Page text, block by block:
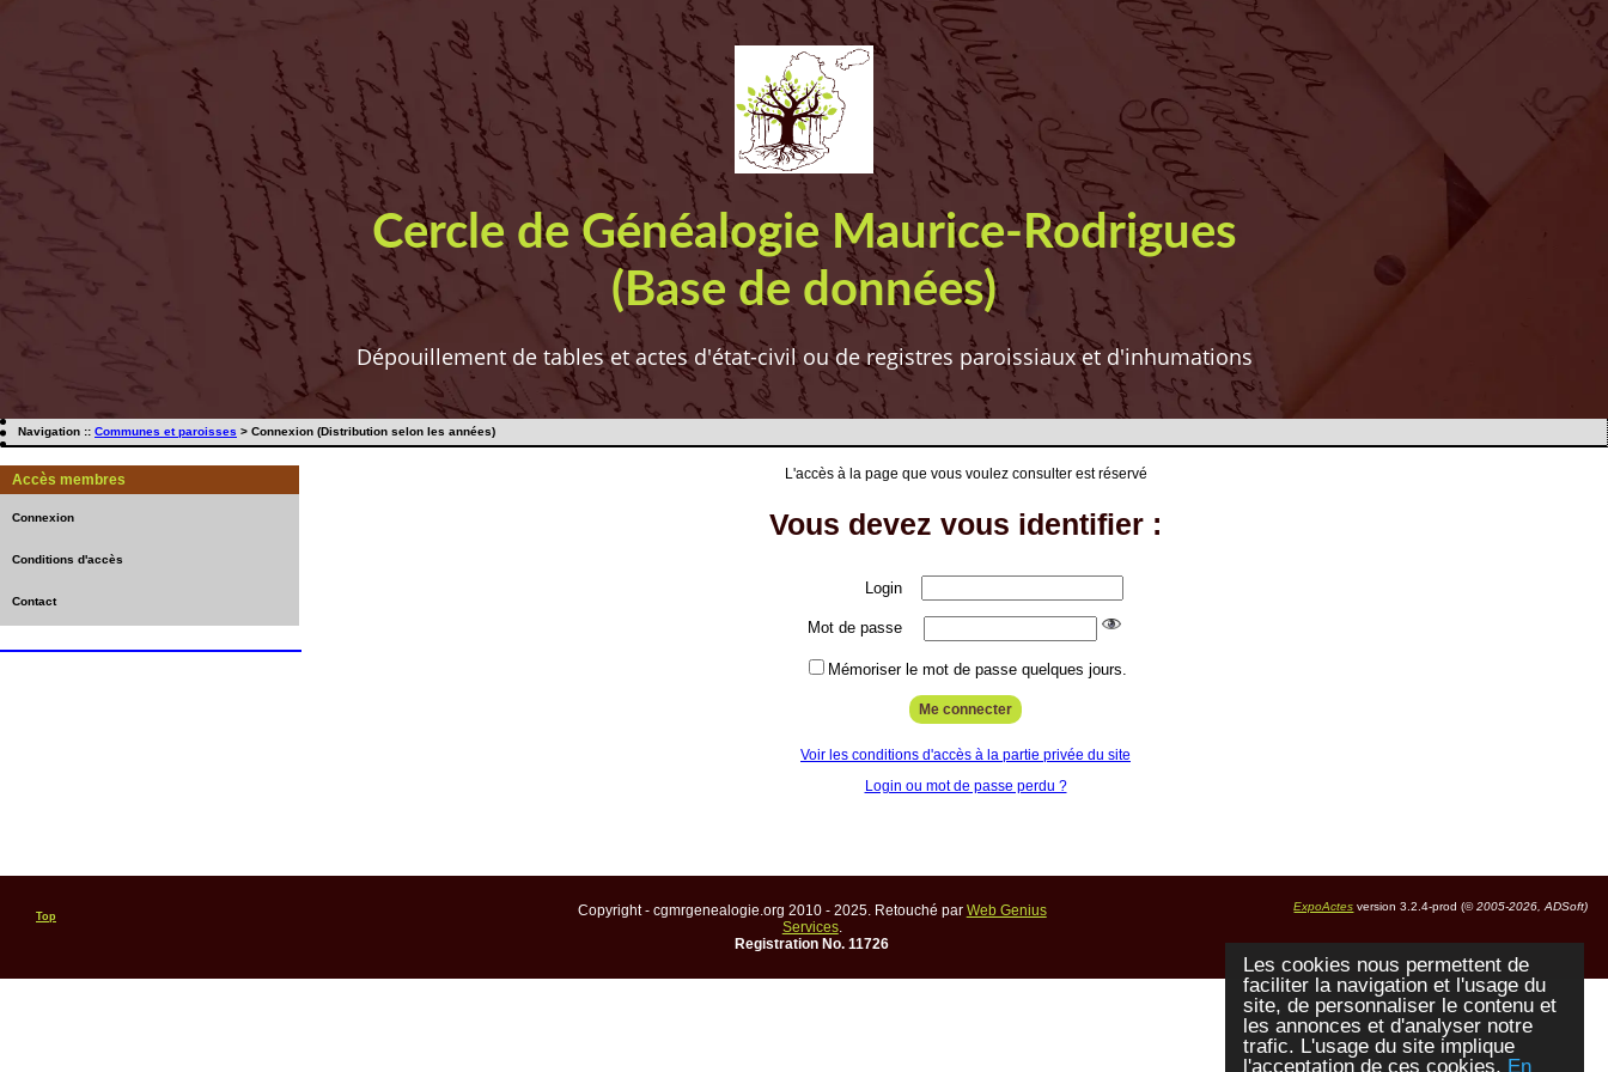
Les cookies nous permettent de
faciliter la navigation et l'usage du
site, de personnaliser le contenu et
les annonces et d'analyser notre
trafic. L'usage du site implique
l'acceptation de ces cookies. En
Cercle de Généalogie Maurice-Rodrigues
(Base de données)
Dépouillement de tables et actes d'état-civil ou de registres paroissiaux et d'inhumations
Navigation :: Communes et paroisses > Connexion (Distribution selon les années)
Accès membres
Connexion
Conditions d'accès
Contact
L'accès à la page que vous voulez consulter est réservé
Vous devez vous identifier :
Login
Mot de passe
Mémoriser le mot de passe quelques jours.
Voir les conditions d'accès à la partie privée du site
Login ou mot de passe perdu ?
Top Copyright - cgmrgenealogie.org 2010 - 2025. Retouché par Web Genius
Services.
Registration No. 11726
ExpoActes version 3.2.4-prod (©2005-2026, ADSoft)